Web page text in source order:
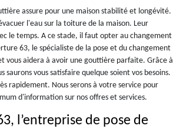
assure pour une maison stabilité et longévité.
l'eau sur la toiture de la maison. Leur
le temps. A ce stade, il faut opter au changement
63, le spécialiste de la pose et du changement
vous aidera à avoir une gouttière parfaite. Grâce à
saurons vous satisfaire quelque soient vos besoins.
rapidement. Nous serons à votre service pour
d'information sur nos offres et services.
l’entreprise de pose de